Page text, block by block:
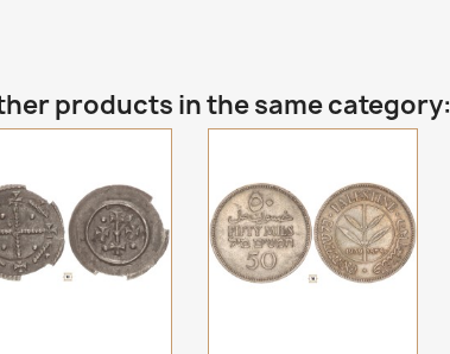
products in the same category: